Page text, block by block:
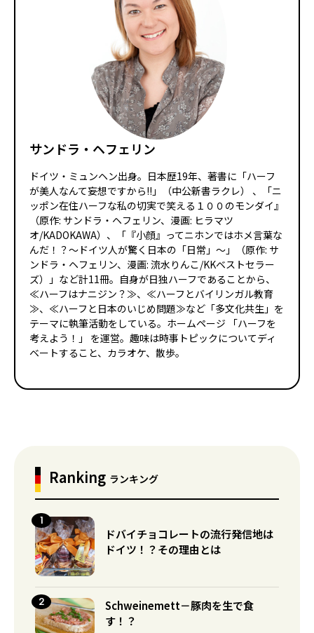
サンドラ・ヘフェリン
ドイツ・ミュンヘン出身。日本歴19年、著書に「ハーフ
が美人なんて妄想ですから!!」（中公新書ラクレ） 、「ニ
ッポン在住ハーフな私の切実で笑える１００のモンダイ』
（原作: サンドラ・ヘフェリン、漫画: ヒラマツ
オ/KADOKAWA）、「『小顔』ってニホンではホメ言葉な
んだ！？～ドイツ人が驚く日本の「日常」～」（原作: サ
ンドラ・ヘフェリン、漫画: 流水りんこ/KKベストセラー
ズ）」など計11冊。自身が日独ハーフであることから、
≪ハーフはナニジン？≫、≪ハーフとバイリンガル教育
≫、≪ハーフと日本のいじめ問題≫など「多文化共生」を
テーマに執筆活動をしている。ホームページ 「ハーフを
考えよう！」 を運営。趣味は時事トピックについてディ
ベートすること、カラオケ、散歩。
Ranking ランキング
ドバイチョコレートの流行発信地は
ドイツ！？その理由とは
Schweinemett－豚肉を生で食
す！？